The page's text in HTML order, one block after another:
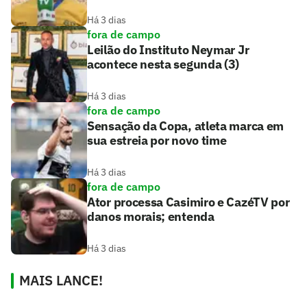
Há 3 dias
fora de campo
Leilão do Instituto Neymar Jr
acontece nesta segunda (3)
Há 3 dias
fora de campo
Sensação da Copa, atleta marca em
sua estreia por novo time
Há 3 dias
fora de campo
Ator processa Casimiro e CazéTV por
danos morais; entenda
Há 3 dias
MAIS LANCE!